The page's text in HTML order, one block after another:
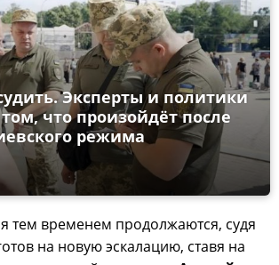
Эксперты и политики
что произойдёт после
режима
тем временем продолжаются, судя
на новую эскалацию, ставя на